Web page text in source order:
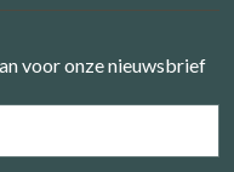
voor onze nieuwsbrief